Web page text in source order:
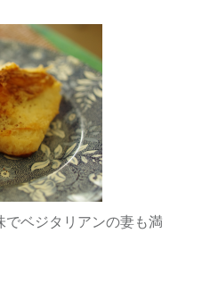
ベジタリアンの妻も満